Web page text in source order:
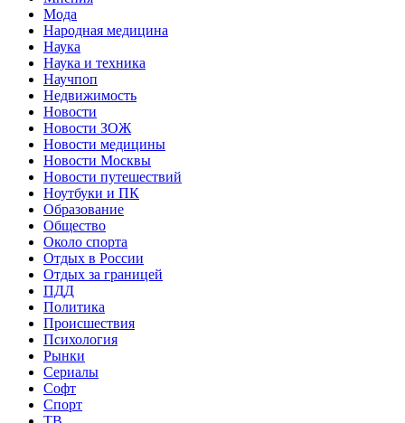
Мода
Народная медицина
Наука
Наука и техника
Научпоп
Недвижимость
Новости
Новости ЗОЖ
Новости медицины
Новости Москвы
Новости путешествий
Ноутбуки и ПК
Образование
Общество
Около спорта
Отдых в России
Отдых за границей
ПДД
Политика
Происшествия
Психология
Рынки
Сериалы
Софт
Спорт